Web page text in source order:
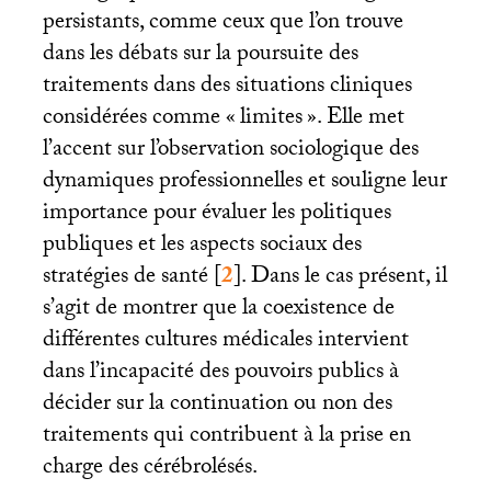
persistants, comme ceux que l’on trouve
dans les débats sur la poursuite des
traitements dans des situations cliniques
considérées comme «limites». Elle met
l’accent sur l’observation sociologique des
dynamiques professionnelles et souligne leur
importance pour évaluer les politiques
publiques et les aspects sociaux des
stratégies de santé[2]. Dans le cas présent, il
s’agit de montrer que la coexistence de
différentes cultures médicales intervient
dans l’incapacité des pouvoirs publics à
décider sur la continuation ou non des
traitements qui contribuent à la prise en
charge des cérébrolésés.